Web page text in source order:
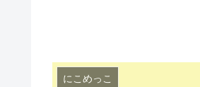
にこめっこ